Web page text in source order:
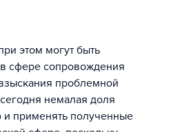
сфере сопровождения
проблемной
немалая доля
и применять полученные